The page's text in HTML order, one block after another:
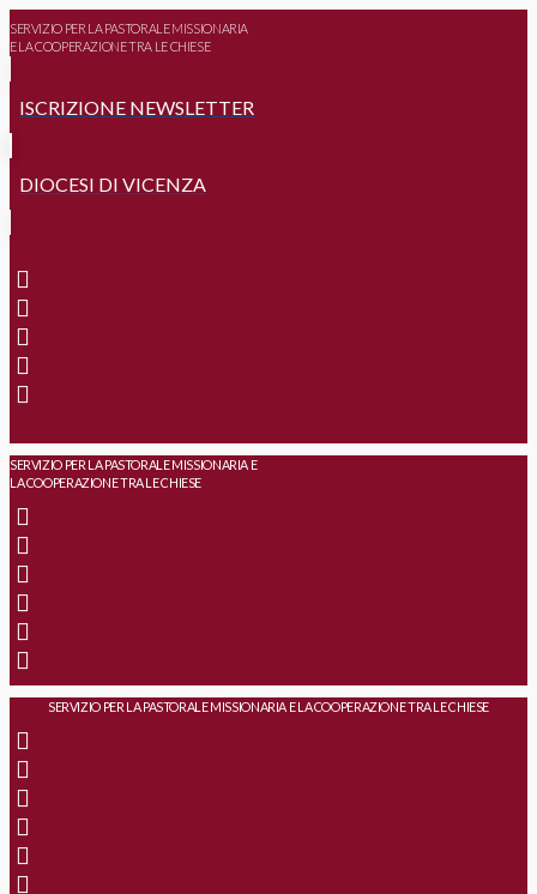
SERVIZIO PER LA PASTORALE MISSIONARIA
E LA COOPERAZIONE TRA LE CHIESE
ISCRIZIONE NEWSLETTER
DIOCESI DI VICENZA
SERVIZIO PER LA PASTORALE MISSIONARIA E
LA COOPERAZIONE TRA LE CHIESE
SERVIZIO PER LA PASTORALE MISSIONARIA E LA COOPERAZIONE TRA LE CHIESE